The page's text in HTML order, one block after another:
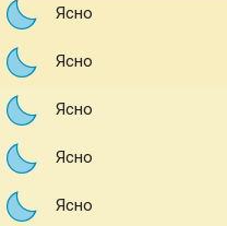
Ясно
Ясно
Ясно
Ясно
Ясно